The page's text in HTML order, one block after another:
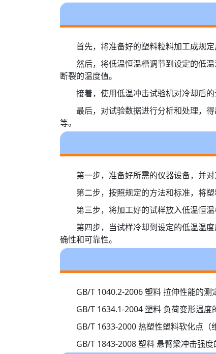
首先，将准备好的塑料粒料加工成规
然后，将低温恒温槽调节到设定的低
断裂的温度值。
接着，使用低温冲击试验机对冷却后
最后，对试验数据进行分析和处理，
等。
第一步，准备好所需的仪器设备，并
第二步，按照规定的方法和标准，将
第三步，将加工好的试样放入低温恒
第四步，当试样冷却到设定的低温温
确性和可靠性。
GB/T 1040.2-2006 塑料 拉伸性能的
GB/T 1634.1-2004 塑料 负荷变形温
GB/T 1633-2000 热塑性塑料软化点（
GB/T 1843-2008 塑料 悬臂梁冲击强度